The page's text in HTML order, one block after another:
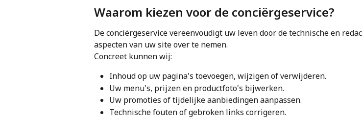
Waarom kiezen voor de conciërgeservice?
De conciërgeservice vereenvoudigt uw leven door de technische en
aspecten van uw site over te nemen.
Concreet kunnen wij:
Inhoud op uw pagina's toevoegen, wijzigen of verwijderen.
Uw menu's, prijzen en productfoto's bijwerken.
Uw promoties of tijdelijke aanbiedingen aanpassen.
Technische fouten of gebroken links corrigeren.